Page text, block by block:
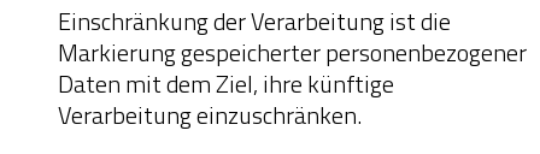
Einschränkung der Verarbeitung ist die
Markierung gespeicherter personenbezogener
Daten mit dem Ziel, ihre künftige
Verarbeitung einzuschränken.